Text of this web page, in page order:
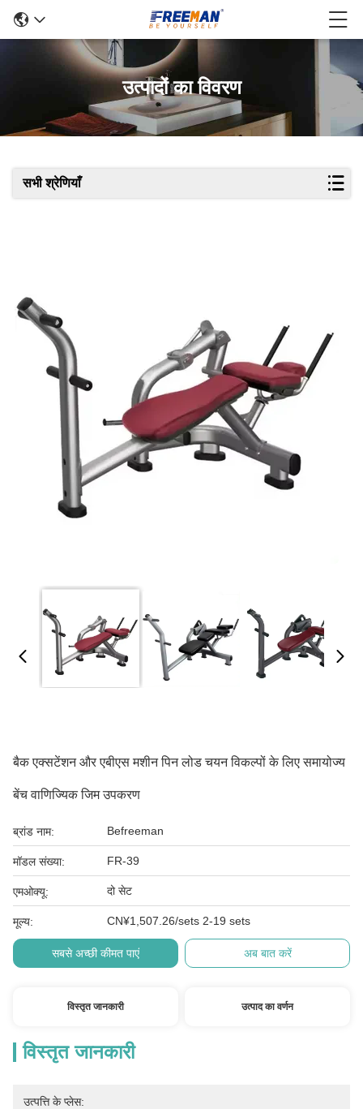
उत्पादों का विवरण
सभी श्रेणियाँ
बैक एक्सटेंशन और एबीएस मशीन पिन लोड चयन विकल्पों के लिए समायोज्य
बेंच वाणिज्यिक जिम उपकरण
ब्रांड नाम: Befreeman
मॉडल संख्या: FR-39
एमओक्यू: दो सेट
मूल्य: CN¥1,507.26/sets 2-19 sets
सबसे अच्छी कीमत पाएं अब बात करें
विस्तृत जानकारी उत्पाद का वर्णन
विस्तृत जानकारी
उत्पत्ति के प्लेस: